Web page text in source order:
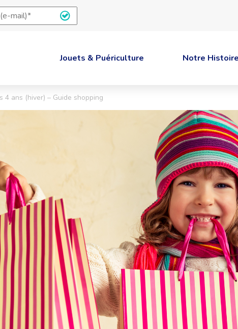
Jouets & Puériculture Notre Histoire
4 ans (hiver) – Guide shopping